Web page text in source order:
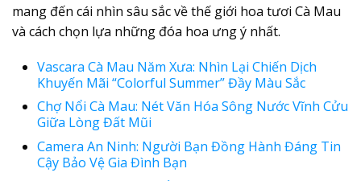
mang đến cái nhìn sâu sắc về thế giới hoa tươi Cà Mau
và cách chọn lựa những đóa hoa ưng ý nhất.
Vascara Cà Mau Năm Xưa: Nhìn Lại Chiến Dịch
Khuyến Mãi “Colorful Summer” Đầy Màu Sắc
Chợ Nổi Cà Mau: Nét Văn Hóa Sông Nước Vĩnh Cửu
Giữa Lòng Đất Mũi
Camera An Ninh: Người Bạn Đồng Hành Đáng Tin
Cậy Bảo Vệ Gia Đình Bạn